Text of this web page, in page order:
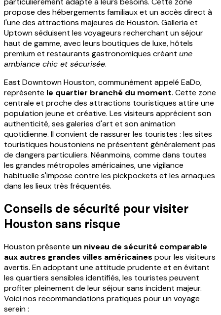
propose des hébergements familiaux et un accès direct à
l'une des attractions majeures de Houston. Galleria et
Uptown séduisent les voyageurs recherchant un séjour
haut de gamme, avec leurs boutiques de luxe, hôtels
premium et restaurants gastronomiques créant une
ambiance chic et sécurisée.
East Downtown Houston, communément appelé EaDo,
représente le quartier branché du moment. Cette zone
centrale et proche des attractions touristiques attire une
population jeune et créative. Les visiteurs apprécient son
authenticité, ses galeries d'art et son animation
quotidienne. Il convient de rassurer les touristes : les sites
touristiques houstoniens ne présentent généralement pas
de dangers particuliers. Néanmoins, comme dans toutes
les grandes métropoles américaines, une vigilance
habituelle s'impose contre les pickpockets et les arnaques
dans les lieux très fréquentés.
Conseils de sécurité pour visiter
Houston sans risque
Houston présente un niveau de sécurité comparable
aux autres grandes villes américaines pour les visiteurs
avertis. En adoptant une attitude prudente et en évitant
les quartiers sensibles identifiés, les touristes peuvent
profiter pleinement de leur séjour sans incident majeur.
Voici nos recommandations pratiques pour un voyage
serein :